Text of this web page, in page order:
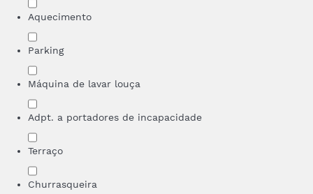
Aquecimento
Parking
Máquina de lavar louça
Adpt. a portadores de incapacidade
Terraço
Churrasqueira